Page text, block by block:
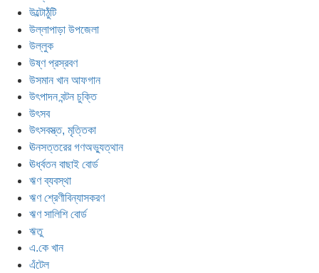
উল্টোঠুঁটি
উল্লাপাড়া উপজেলা
উল্লুক
উষ্ণ প্রস্রবণ
উসমান খান আফগান
উৎপাদন বন্টন চুক্তি
উৎসব
উৎসবস্ত্ত, মৃত্তিকা
ঊনসত্তরের গণঅভ্যুত্থান
ঊর্ধ্বতন বাছাই বোর্ড
ঋণ ব্যবস্থা
ঋণ শ্রেণীবিন্যাসকরণ
ঋণ সালিশি বোর্ড
ঋতু
এ.কে খান
এঁটেল